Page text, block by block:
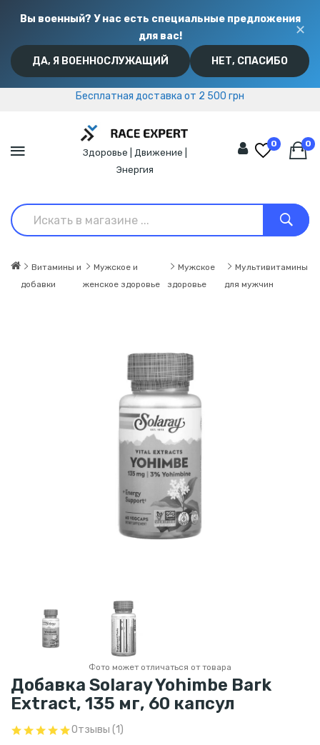
Вы военный? У нас есть специальные предложения
для вас!
ДА, Я ВОЕННОСЛУЖАЩИЙ НЕТ, СПАСИБО
✕
Бесплатная доставка от 2 500 грн
Бесплатная доставка от 2 500 грн
Здоровье | Движение |
Энергия
0 0
Витамины и
добавки
Мужское и
женское здоровье
Мужское
здоровье
Мультивитамины
для мужчин
Фото может отличаться от товара
Добавка Solaray Yohimbe Bark
Extract, 135 мг, 60 капсул
Отзывы (1)